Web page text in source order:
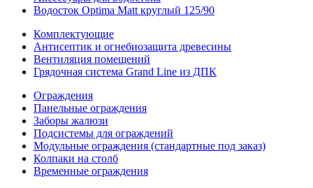
Водосток Optima Matt круглый 125/90
Комплектующие
Антисептик и огнебиозащита древесины
Вентиляция помещений
Грядочная система Grand Line из ДПК
Ограждения
Панельные ограждения
Заборы жалюзи
Подсистемы для ограждений
Модульные ограждения (стандартные под заказ)
Колпаки на столб
Временные ограждения